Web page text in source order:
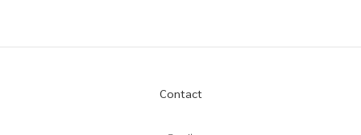
Contact